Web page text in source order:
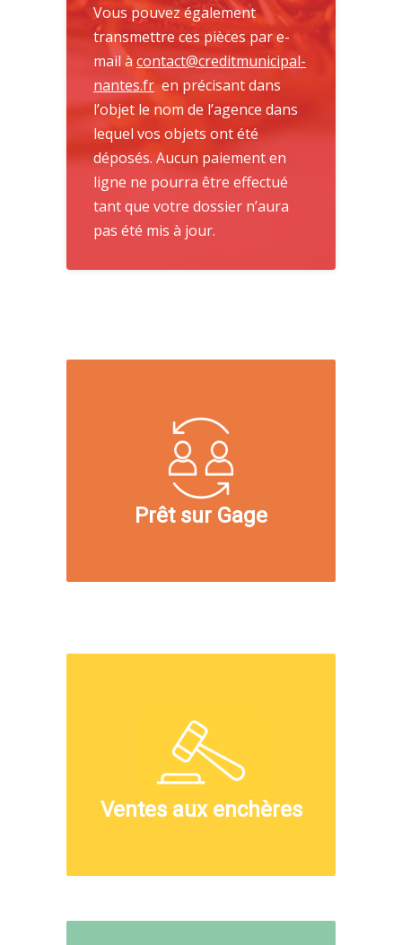
Vous pouvez également
transmettre ces pièces par e-
mail àcontact@creditmunicipal-
nantes.fr en précisant dans
l’objet le nom de l’agence dans
lequel vos objets ont été
déposés.Aucun paiement en
ligne ne pourra être effectué
tant que votre dossier n’aura
pas été mis à jour.
Prêt sur Gage
Ventes aux enchères